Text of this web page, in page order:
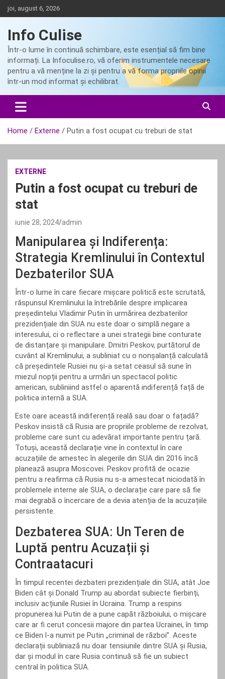
Skip
to
joi, august 6, 2026
Info Culise
Într-o lume în continuă schimbare, este esențial să fim bine
informați. La Infoculise.ro, vă oferim instrumentele necesare
pentru a vă menține la zi și pentru a vă forma propriile opinii
într-un mod informat și echilibrat.
Home Externe Putin a fost ocupat cu treburi de stat
EXTERNE
Putin a fost ocupat cu treburi de
stat
iunie 28, 2024 admin
Manipularea și Indiferența:
Strategia Kremlinului în Contextul
Dezbaterilor SUA
Într-o lume în care fiecare mișcare politică este scrutată,
răspunsul Kremlinului la întrebările despre implicarea
președintelui Vladimir Putin în urmărirea dezbaterilor
prezidențiale din SUA nu este doar o simplă negare a
interesului, ci o reflectare a unei strategii bine conturate
de distanțare și manipulare. Dmitri Peskov, purtătorul de
cuvânt al Kremlinului, a subliniat cu o nonșalanță calculată
că președintele Rusiei nu și-a setat ceasul să sune în
miezul nopții pentru a urmări un spectacol politic
american, subliniind astfel o aparentă indiferență față de
politica internă a SUA.
Este oare această indiferență reală sau doar o fațadă?
Peskov insistă că Rusia are propriile probleme de rezolvat,
probleme care sunt cu adevărat importante pentru țară.
Totuși, această declarație vine în contextul în care
acuzațiile de amestec în alegerile din SUA din 2016 încă
planează asupra Moscovei. Peskov profită de ocazie
pentru a reafirma că Rusia nu s-a amestecat niciodată în
problemele interne ale SUA, o declarație care pare să fie
mai degrabă o încercare de a devia atenția de la acuzațiile
persistente.
Dezbaterea SUA: Un Teren de
Luptă pentru Acuzații și
Contraatacuri
În timpul recentei dezbateri prezidențiale din SUA, atât Joe
Biden cât și Donald Trump au abordat subiecte fierbinți,
inclusiv acțiunile Rusiei în Ucraina. Trump a respins
propunerea lui Putin de a pune capăt războiului, o mișcare
care ar fi cerut concesii majore din partea Ucrainei, în timp
ce Biden l-a numit pe Putin „criminal de război”. Aceste
declarații subliniază nu doar tensiunile dintre SUA și Rusia,
dar și modul în care Rusia continuă să fie un subiect
central în politica SUA.